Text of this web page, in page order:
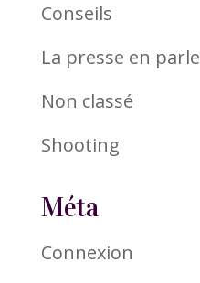
Conseils
La presse en parle
Non classé
Shooting
Méta
Connexion